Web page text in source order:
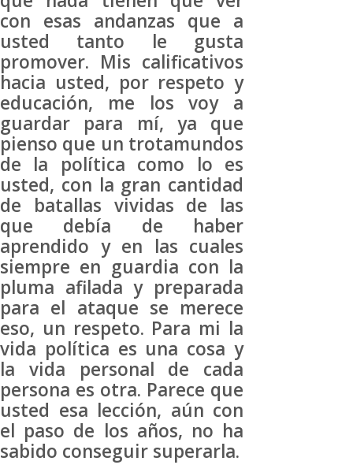
con esas andanzas que a
usted tanto le gusta
promover. Mis calificativos
hacia usted, por respeto y
educación, me los voy a
guardar para mí, ya que
pienso que un trotamundos
de la política como lo es
usted, con la gran cantidad
de batallas vividas de las
que debía de haber
aprendido y en las cuales
siempre en guardia con la
pluma afilada y preparada
para el ataque se merece
eso, un respeto. Para mi la
vida política es una cosa y
la vida personal de cada
persona es otra. Parece que
usted esa lección, aún con
el paso de los años, no ha
sabido conseguir superarla.